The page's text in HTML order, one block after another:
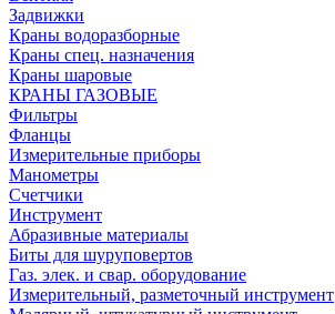
Задвижки
Краны водоразборные
Краны спец. назначения
Краны шаровые
КРАНЫ ГАЗОВЫЕ
Фильтры
Фланцы
Измерительные приборы
Манометры
Счетчики
Инструмент
Абразивные материалы
Биты для шуруповертов
Газ. элек. и свар. оборудование
Измерительный, разметочный инструмент